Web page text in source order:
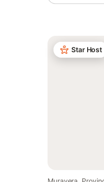
Star Host